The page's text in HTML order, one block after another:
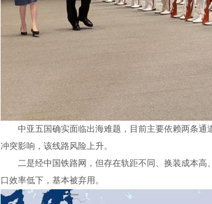
中亚五国确实面临出海难题，目前主要依赖两条通
冲突影响，该线路风险上升。
二是经中国铁路网，但存在轨距不同、换装成本高
口效率低下，基本被弃用。